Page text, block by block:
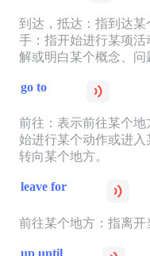
到达，抵达：指到达
手：指开始进行某项
解或明白某个概念、问
go to
前往：表示前往某个
始进行某个动作或进
转向某个地方。
leave for
前往某个地方：指离开